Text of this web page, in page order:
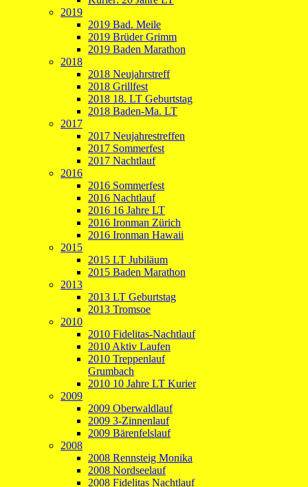
2019
2019 Bad. Meile
2019 Brüder Grimm
2019 Baden Marathon
2018
2018 Neujahrstreff
2018 Grillfest
2018 18. LT Geburtstag
2018 Baden-Ma. LT
2017
2017 Neujahrestreffen
2017 Sommerfest
2017 Nachtlauf
2016
2016 Sommerfest
2016 Nachtlauf
2016 16 Jahre LT
2016 Ironman Zürich
2016 Ironman Hawaii
2015
2015 LT Jubiläum
2015 Baden Marathon
2013
2013 LT Geburtstag
2013 Tromsoe
2010
2010 Fidelitas-Nachtlauf
2010 Aktiv Laufen
2010 Treppenlauf
Grumbach
2010 10 Jahre LT Kurier
2009
2009 Oberwaldlauf
2009 3-Zinnenlauf
2009 Bärenfelslauf
2008
2008 Rennsteig Monika
2008 Nordseelauf
2008 Fidelitas Nachtlauf